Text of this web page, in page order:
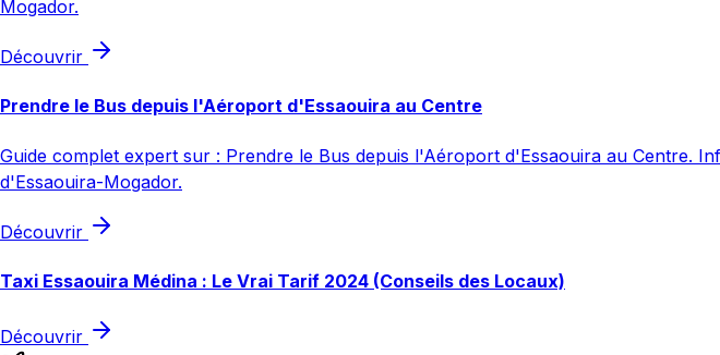
Mogador.
Découvrir
Prendre le Bus depuis l'Aéroport d'Essaouira au Centre
Guide complet expert sur : Prendre le Bus depuis l'Aéroport d'Essaouira au Centre.
d'Essaouira-Mogador.
Découvrir
Taxi Essaouira Médina : Le Vrai Tarif 2024 (Conseils des Locaux)
Découvrir